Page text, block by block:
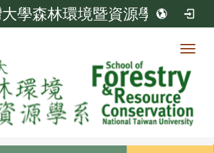
學森林環境暨資源學系